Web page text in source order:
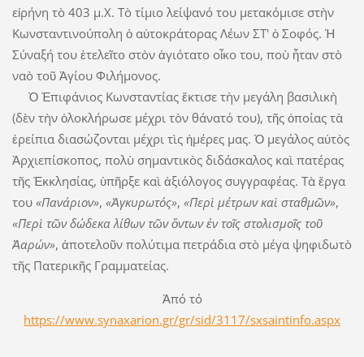
εἰρήνη τὸ 403 μ.Χ. Τὸ τίμιο λείψανό του μετακόμισε στὴν
Κωνσταντινούπολη ὁ αὐτοκράτορας Λέων ΣΤ' ὁ Σοφός. Ἡ
Σύναξή του ἐτελεῖτο στὸν ἁγιότατο οἶκο του, ποὺ ἦταν στὸ
ναὸ τοῦ Ἁγίου Φιλήμονος.
Ὁ Ἐπιφάνιος Κωνσταντίας ἔκτισε τὴν μεγάλη βασιλικὴ
(δὲν τὴν ὁλοκλήρωσε μέχρι τὸν θάνατό του), τῆς ὁποίας τὰ
ἐρείπια διασώζονται μέχρι τὶς ἡμέρες μας. Ὁ μεγάλος αὐτὸς
Ἀρχιεπίσκοπος, πολὺ σημαντικὸς διδάσκαλος καὶ πατέρας
τῆς Ἐκκλησίας, ὑπῆρξε καὶ ἀξιόλογος συγγραφέας. Τὰ ἔργα
του «Πανάριον», «Ἀγκυρωτός», «Περὶ μέτρων καὶ σταθμῶν»,
«Περὶ τῶν δώδεκα λίθων τῶν ὄντων ἐν τοῖς στολισμοῖς τοῦ
Ἀαρών», ἀποτελοῦν πολύτιμα πετράδια στὸ μέγα ψηφιδωτὸ
τῆς Πατερικῆς Γραμματείας.
Ἀπό τό
https://www.synaxarion.gr/gr/sid/3117/sxsaintinfo.aspx